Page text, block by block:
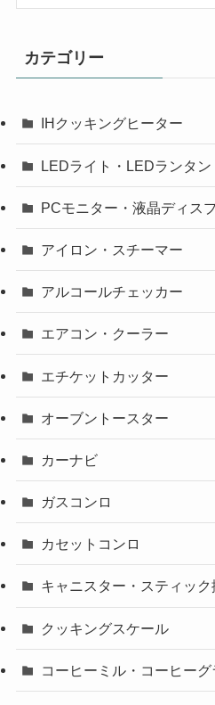
カテゴリー
IHクッキングヒーター
LEDライト・LEDランタン
PCモニター・液晶ディス
アイロン・スチーマー
アルコールチェッカー
エアコン・クーラー
エチケットカッター
オーブントースター
カーナビ
ガスコンロ
カセットコンロ
キャニスター・スティック
クッキングスケール
コーヒーミル・コーヒー